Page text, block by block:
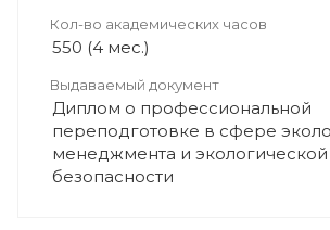
Кол-во академических часов
550 (4 мес.)
Выдаваемый документ
Диплом о профессиональной
переподготовке в сфере
менеджмента и экологической
безопасности